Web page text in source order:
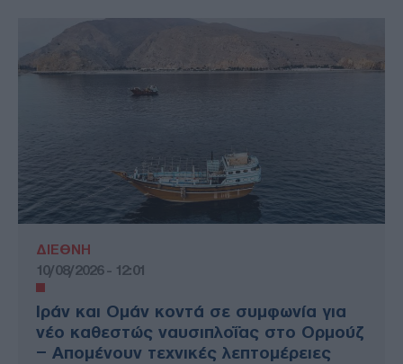
ΔΙΕΘΝΗ
10/08/2026 - 12:01
Ιράν και Ομάν κοντά σε συμφωνία για
νέο καθεστώς ναυσιπλοΐας στο Ορμούζ
– Απομένουν τεχνικές λεπτομέρειες